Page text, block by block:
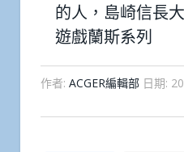
的人，島崎信長
遊戲蘭斯系列
作者: ACGER編輯部 日期: